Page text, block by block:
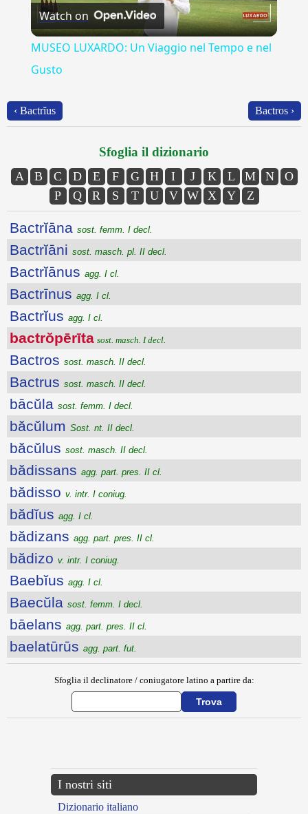
Video
Watch on
MUSEO LUXARDO: Un Viaggio nel Tempo e nel
Gusto
‹ Bactrĭus Bactros ›
Sfoglia il dizionario
A B C D E F G H I J K L M N
O
P
Q R S T U V W X Y Z
Bactrĭāna sost. femm. I decl.
Bactrĭāni sost. masch. pl. II decl.
Bactrĭānus agg. I cl.
Bactrīnus agg. I cl.
Bactrĭus agg. I cl.
bactrŏpērīta sost. masch. I decl.
Bactros sost. masch. II decl.
Bactrus sost. masch. II decl.
bācŭla sost. femm. I decl.
băcŭlum Sost. nt. II decl.
băcŭlus sost. masch. II decl.
bădissans agg. part. pres. II cl.
bădisso v. intr. I coniug.
bădĭus agg. I cl.
bădizans agg. part. pres. II cl.
bădizo v. intr. I coniug.
Baebĭus agg. I cl.
Baecŭla sost. femm. I decl.
bāelans agg. part. pres. II cl.
baelatūrūs agg. part. fut.
Sfoglia il declinatore / coniugatore latino a partire da:
I nostri siti
Dizionario italiano